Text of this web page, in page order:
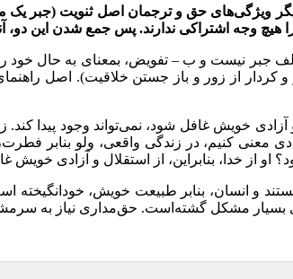
ویژگی‌های حق و ترجمان اصل ثنویت (جبر یک
هیچ وجه اشتراکی ندارند. پس جمع شدن این دو،
الف جبر نیست و ب – تفویض، بمعنای به حال
کردار از زور و باز جستن خلاقیت). اصل
خویش غافل شود، نمی‌تواند وجود پیدا
معنی کنیم، در زندگی واقعی، ولو بنابر
از خدا، بنابراین، از استقلال و آزادی خویش
و انسان، بنابر طبیعت خویش،
مشکل گشته‌است. حق‌مداری نیاز به سرمشق